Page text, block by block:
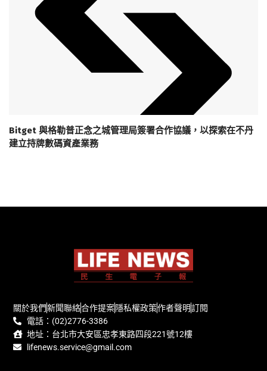
Bitget 與格勒普正念之城管理局簽署合作協議，以探索在不丹
建立持牌數碼資產業務
關於我們新聞聯絡合作提案隱私權政策作者聲明訂閱
電話：(02)2776-3386
地址：台北市大安區忠孝東路四段221號12樓
lifenews.service@gmail.com